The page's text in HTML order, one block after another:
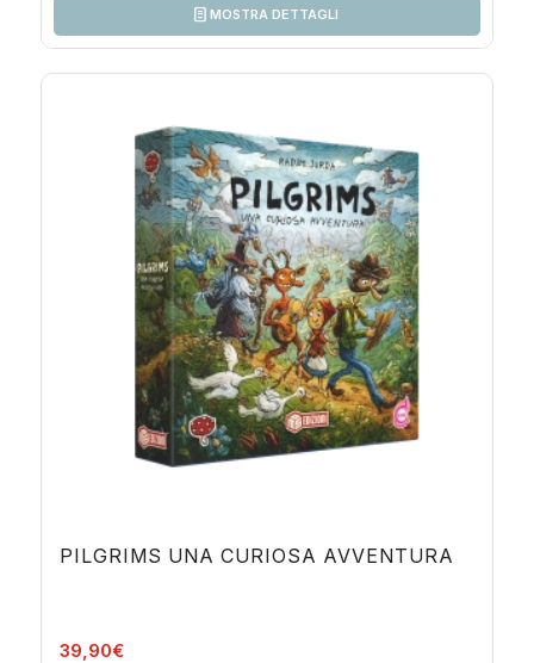
MOSTRA DETTAGLI
PILGRIMS UNA CURIOSA AVVENTURA
39,90€